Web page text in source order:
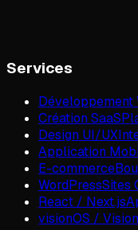
Services
Développement
Création SaaS
Design UI/UX
Application
E-commerce
WordPressSites
React / Next.js
visionOS /